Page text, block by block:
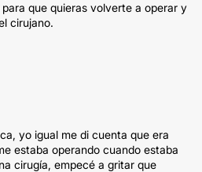
que quieras volverte a operar y
cirujano.
yo igual me di cuenta que era
estaba operando cuando estaba
cirugía, empecé a gritar que